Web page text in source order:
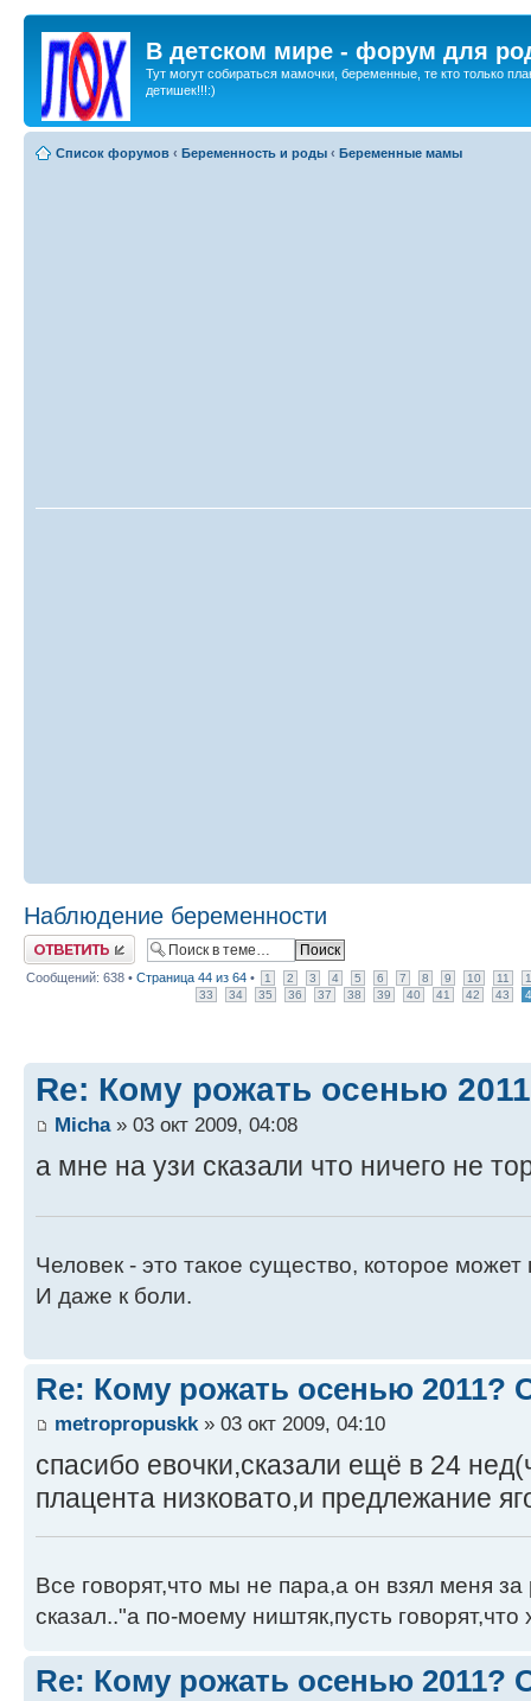
В детском мире - форум для
Тут могут собираться мамочки, беременные, те кто только
детишек!!!:)
Список форумов ‹ Беременность и роды ‹ Беременные мамы
Наблюдение беременности
Ответить
Сообщений: 638 • Страница 44 из 64 • 1 2 3 4 5 6 7 8 9 10 11
33
34 35 36 37 38 39 40 41 42 43
Re: Кому рожать осенью
Micha» 03 окт 2009, 04:08
а мне на узи сказали что ничего не
Человек - это такое существо, которое
И даже к боли.
Re: Кому рожать осенью 2011?
metropropuskk» 03 окт 2009, 04:10
спасибо евочки,сказали ещё в 24
плацента низковато,и предлежание
Все говорят,что мы не пара,а он взял меня за
сказал.."а по-моему ништяк,пусть говорят,что
Re: Кому рожать осенью 2011?